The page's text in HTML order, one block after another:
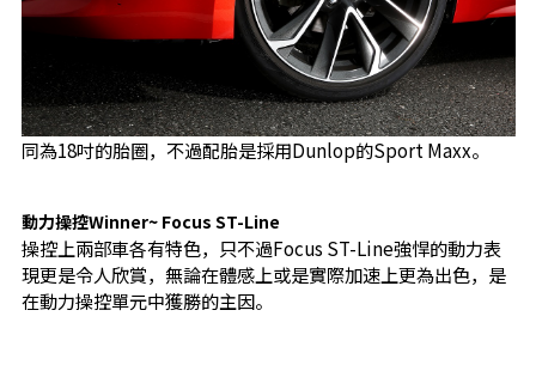
同為18吋的胎圈，不過配胎是採用Dunlop的Sport Maxx。
動力操控Winner~ Focus ST-Line
操控上兩部車各有特色，只不過Focus ST-Line強悍的動力表
現更是令人欣賞，無論在體感上或是實際加速上更為出色，是
在動力操控單元中獲勝的主因。